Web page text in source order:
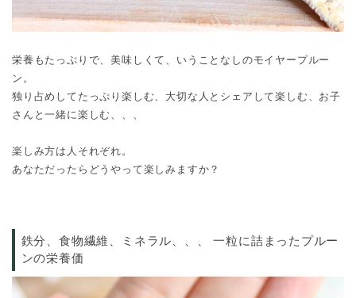
栄養もたっぷりで、美味しくて、いうことなしのモイヤープルー
ン。
独り占めしてたっぷり楽しむ、大切な人とシェアして楽しむ、お子
さんと一緒に楽しむ、、、
楽しみ方は人それぞれ。
あなただったらどうやって楽しみますか？
鉄分、食物繊維、ミネラル、、、 一粒に詰まったプルー
ンの栄養価